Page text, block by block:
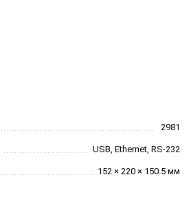
2981
USB, Ethernet, RS-232
152 × 220 × 150.5 мм